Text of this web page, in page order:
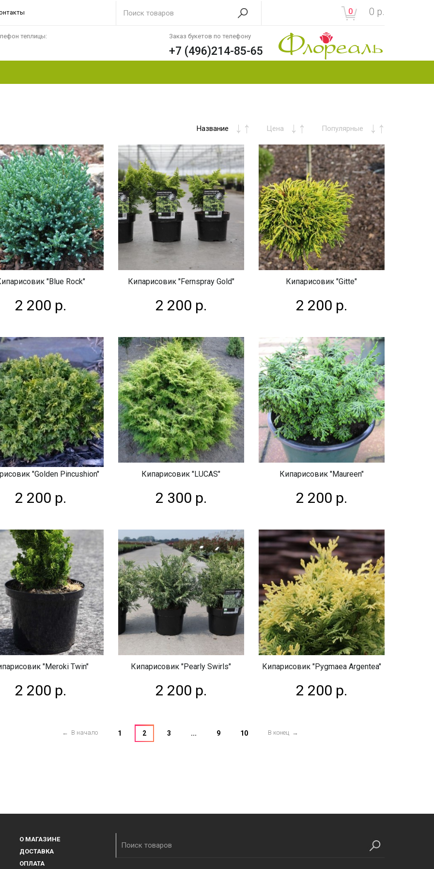
0 0 р.
теплицы: Заказ букетов по телефону
+7 (496)214-85-65
Название Цена Популярные
"Blue Rock"
2 200 р.
Кипарисовик "Fernspray Gold"
2 200 р.
Кипарисовик "Gitte"
2 200 р.
"Golden Pincushion"
2 200 р.
Кипарисовик "LUCAS"
2 300 р.
Кипарисовик "Maureen"
2 200 р.
"Meroki Twin"
2 200 р.
Кипарисовик "Pearly Swirls"
2 200 р.
Кипарисовик "Pygmaea Argentea"
2 200 р.
← В начало 1 2 3 ... 9 10 В конец →
О МАГАЗИНЕ
ДОСТАВКА
ОПЛАТА